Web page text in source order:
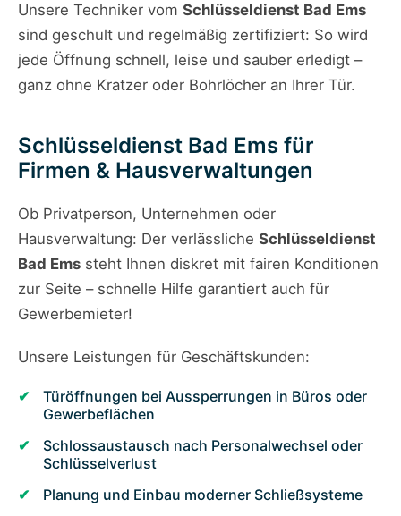
Unsere Techniker vom Schlüsseldienst Bad Ems
sind geschult und regelmäßig zertifiziert: So wird
jede Öffnung schnell, leise und sauber erledigt –
ganz ohne Kratzer oder Bohrlöcher an Ihrer Tür.
Schlüsseldienst Bad Ems für
Firmen & Hausverwaltungen
Ob Privatperson, Unternehmen oder
Hausverwaltung: Der verlässliche Schlüsseldienst
Bad Ems steht Ihnen diskret mit fairen Konditionen
zur Seite – schnelle Hilfe garantiert auch für
Gewerbemieter!
Unsere Leistungen für Geschäftskunden:
Türöffnungen bei Aussperrungen in Büros oder
Gewerbeflächen
Schlossaustausch nach Personalwechsel oder
Schlüsselverlust
Planung und Einbau moderner Schließsysteme